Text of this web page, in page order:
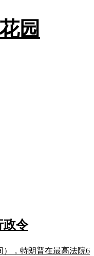
园
政令
），特朗普在最高法院6